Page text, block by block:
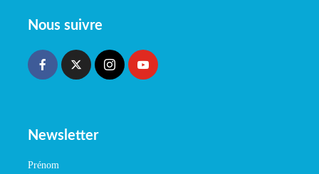
Nous suivre
Newsletter
Prénom